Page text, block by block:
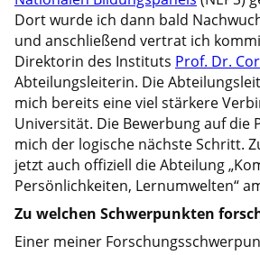
Dort wurde ich dann bald
und anschließend vertrat ich
Direktorin des Instituts Prof. Dr.
Abteilungsleiterin. Die
mich bereits eine viel stärkere
Universität. Die Bewerbung auf die
mich der logische nächste Schritt.
jetzt auch offiziell die Abteilung
Persönlichkeiten, Lernumwelten“
Zu welchen Schwerpunkten
Einer meiner